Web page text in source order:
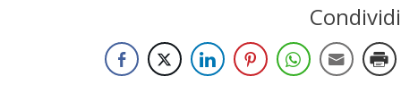
Condividi